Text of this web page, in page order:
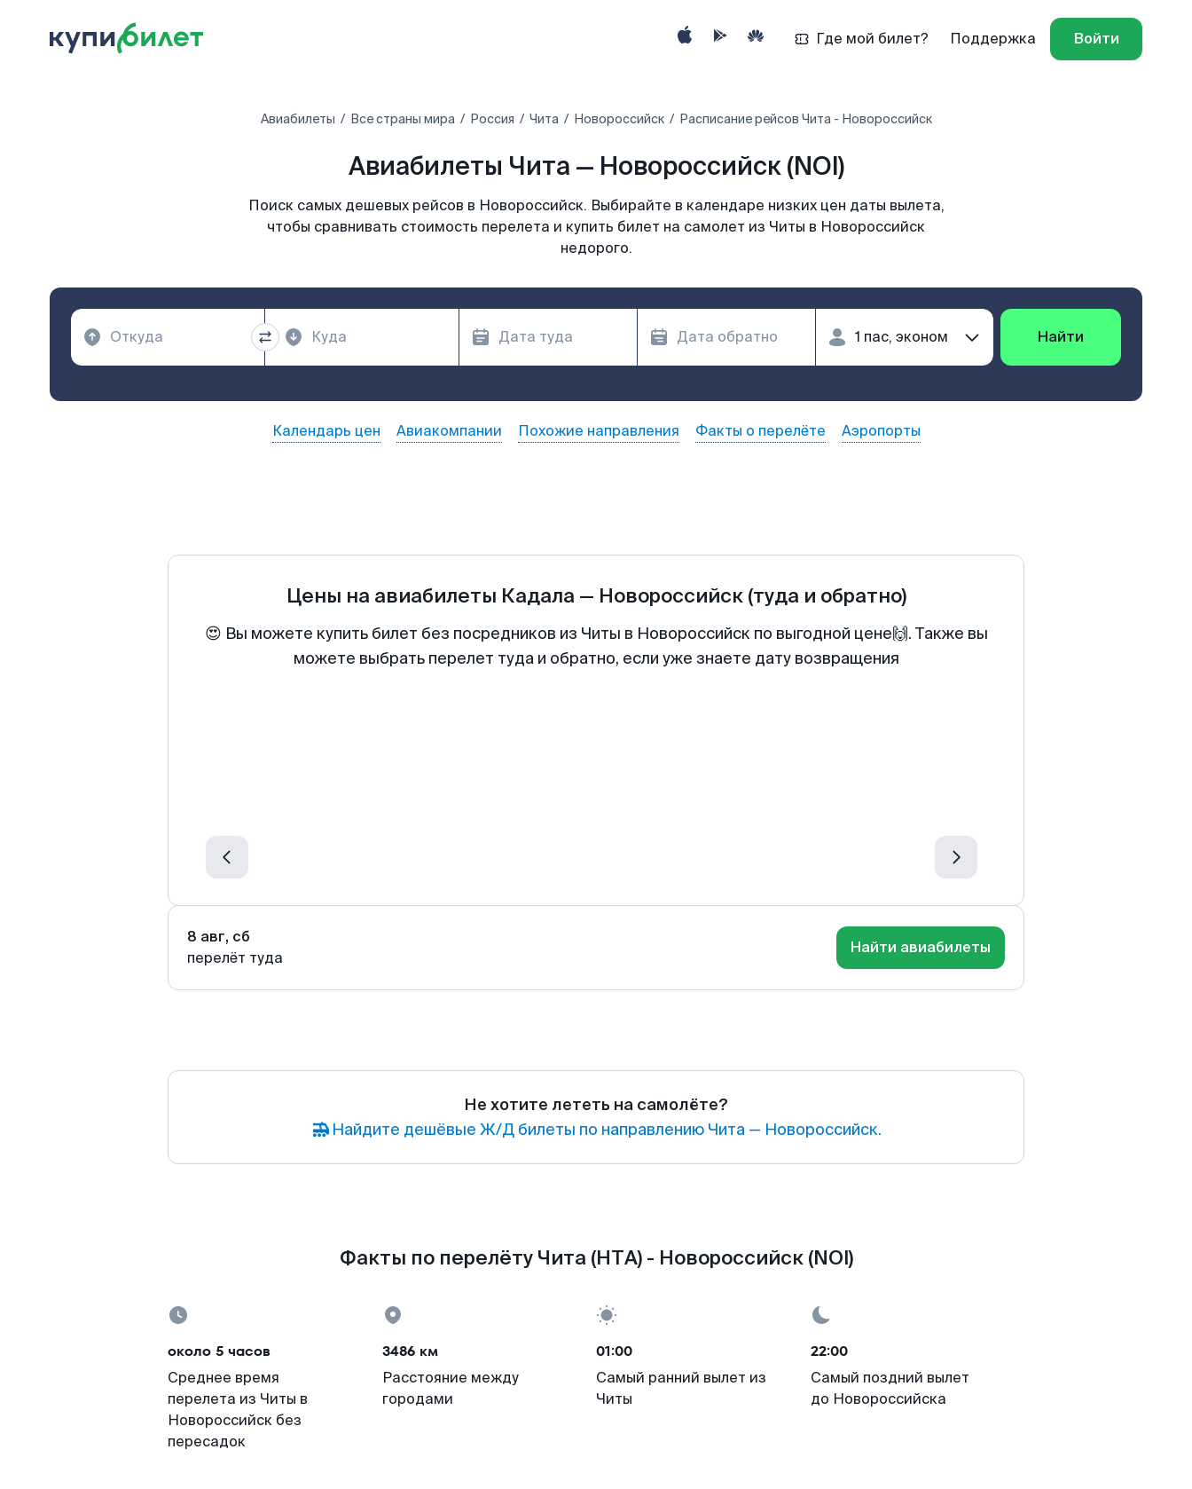
Где мой билет? Поддержка Войти
Авиабилеты Все страны мира Россия Чита Новороссийск Расписание рейсов Чита - Новороссийск
Авиабилеты Чита — Новороссийск (NOI)
Поиск самых дешевых рейсов в Новороссийск. Выбирайте в календаре низких цен даты вылета,
чтобы сравнивать стоимость перелета и купить билет на самолет из Читы в Новороссийск
недорого.
Найти
Календарь цен Авиакомпании Похожие направления Факты о перелёте Аэропорты
Цены на авиабилеты Кадала — Новороссийск (туда и обратно)
😍 Вы можете купить билет без посредников из Читы в Новороссийск по выгодной цене🙌. Также вы
можете выбрать перелет туда и обратно, если уже знаете дату возвращения
8 авг, сб
перелёт туда
Найти авиабилеты
Не хотите лететь на самолёте?
Найдите дешёвые Ж/Д билеты по направлению Чита — Новороссийск.
Факты по перелёту Чита (HTA) - Новороссийск (NOI)
около 5 часов
Среднее время
перелета из Читы в
Новороссийск без
пересадок
3486 км
Расстояние между
городами
01:00
Самый ранний вылет из
Читы
22:00
Самый поздний вылет
до Новороссийска